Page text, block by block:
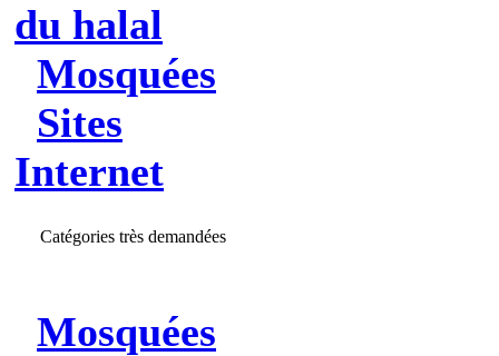
du halal
Mosquées
Sites
Internet
Catégories très demandées
Mosquées